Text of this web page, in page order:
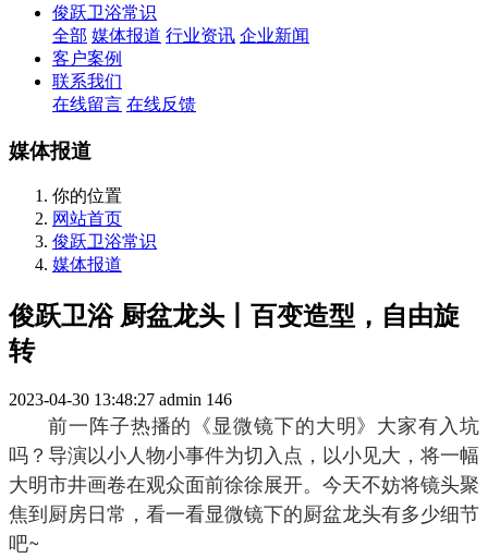
俊跃卫浴常识
全部 媒体报道 行业资讯 企业新闻
客户案例
联系我们
在线留言 在线反馈
媒体报道
你的位置
网站首页
俊跃卫浴常识
媒体报道
俊跃卫浴 厨盆龙头丨百变造型，自由旋
转
2023-04-30 13:48:27 admin 146
前一阵子热播的《显微镜下的大明》大家有入坑
吗？导演以小人物小事件为切入点，以小见大，将一幅
大明市井画卷在观众面前徐徐展开。今天不妨将镜头聚
焦到厨房日常，看一看显微镜下的厨盆龙头有多少细节
吧~